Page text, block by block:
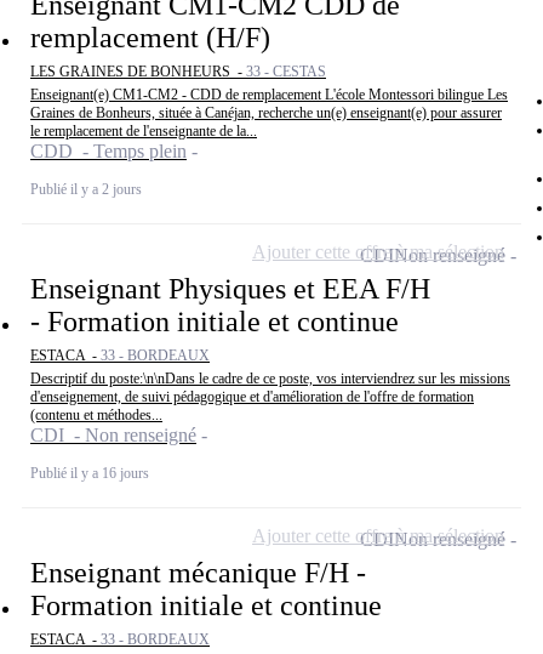
remplacement (H/F)
LES GRAINES DE BONHEURS - 33 - CESTAS
Enseignant(e) CM1-CM2 - CDD de remplacement L'école Montessori bilingue Les
Graines de Bonheurs, située à Canéjan, recherche un(e) enseignant(e) pour assurer
le remplacement de l'enseignante de la...
CDD - Temps plein
Publié il y a 2 jours
Enseignant Physiques et EEA F/H
- Formation initiale et continue
ESTACA - 33 - BORDEAUX
Descriptif du poste:\n\nDans le cadre de ce poste, vos interviendrez sur les missions
d'enseignement, de suivi pédagogique et d'amélioration de l'offre de formation
(contenu et méthodes...
CDI - Non renseigné
Publié il y a 16 jours
CDINon renseigné
Ajouter cette offre à ma sélection
Enseignant mécanique F/H -
Formation initiale et continue
ESTACA - 33 - BORDEAUX
CDINon renseigné
Ajouter cette offre à ma sélection